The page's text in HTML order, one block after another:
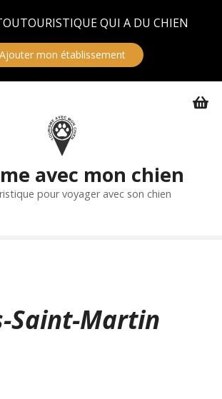
QUI A DU CHIEN
Ajouter mon établissement
avec mon chien
pour voyager avec son chien
Saint-Martin